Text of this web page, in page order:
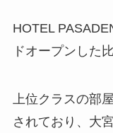
HOTEL
ドオープンした
上位クラスの部
されており、大